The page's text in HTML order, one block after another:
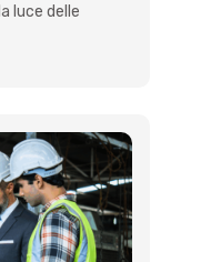
luce delle